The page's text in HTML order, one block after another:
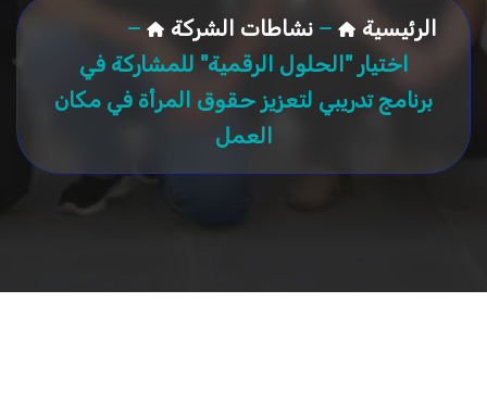
الرئيسية
نشاطات الشركة
اختيار "الحلول الرقمية" للمشاركة في
برنامج تدريبي لتعزيز حقوق المرأة في مكان
العمل